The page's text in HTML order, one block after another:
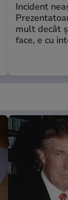
Incident
mult decât
face, e cu